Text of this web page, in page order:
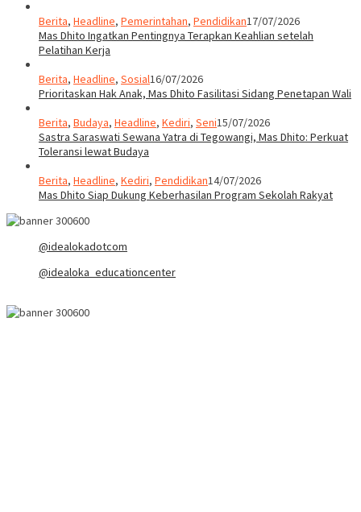
Berita, Headline, Pemerintahan, Pendidikan17/07/2026
Mas Dhito Ingatkan Pentingnya Terapkan Keahlian setelah
Pelatihan Kerja
Berita, Headline, Sosial16/07/2026
Prioritaskan Hak Anak, Mas Dhito Fasilitasi Sidang Penetapan Wali
Berita, Budaya, Headline, Kediri, Seni15/07/2026
Sastra Saraswati Sewana Yatra di Tegowangi, Mas Dhito: Perkuat
Toleransi lewat Budaya
Berita, Headline, Kediri, Pendidikan14/07/2026
Mas Dhito Siap Dukung Keberhasilan Program Sekolah Rakyat
@idealokadotcom
@idealoka_educationcenter